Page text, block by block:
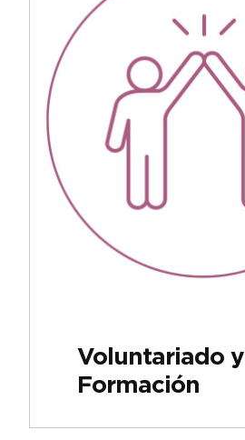
Voluntariado y
Formación